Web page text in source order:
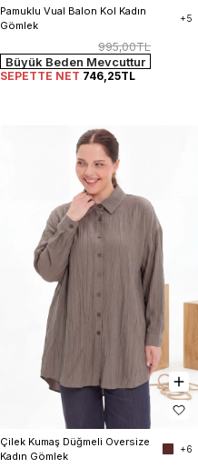
Pamuklu Vual Balon Kol Kadın
Gömlek
+5
995,00TL
Büyük Beden Mevcuttur
SEPETTE NET 746,25TL
Çilek Kumaş Düğmeli Oversize
Kadın Gömlek
+6